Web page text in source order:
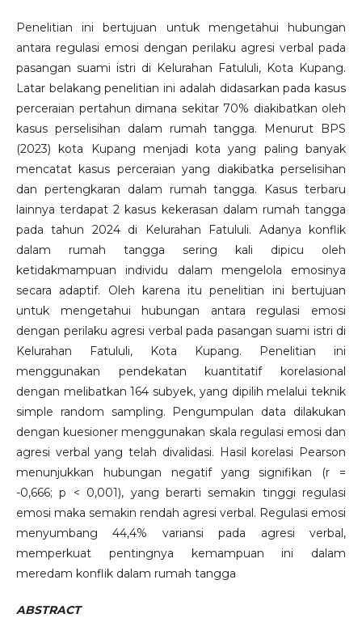
Penelitian ini bertujuan untuk mengetahui hubungan
antara regulasi emosi dengan perilaku agresi verbal pada
pasangan suami istri di Kelurahan Fatululi, Kota Kupang.
Latar belakang penelitian ini adalah didasarkan pada kasus
perceraian pertahun dimana sekitar 70% diakibatkan oleh
kasus perselisihan dalam rumah tangga. Menurut BPS
(2023) kota Kupang menjadi kota yang paling banyak
mencatat kasus perceraian yang diakibatka perselisihan
dan pertengkaran dalam rumah tangga. Kasus terbaru
lainnya terdapat 2 kasus kekerasan dalam rumah tangga
pada tahun 2024 di Kelurahan Fatululi. Adanya konflik
dalam rumah tangga sering kali dipicu oleh
ketidakmampuan individu dalam mengelola emosinya
secara adaptif. Oleh karena itu penelitian ini bertujuan
untuk mengetahui hubungan antara regulasi emosi
dengan perilaku agresi verbal pada pasangan suami istri di
Kelurahan Fatululi, Kota Kupang. Penelitian ini
menggunakan pendekatan kuantitatif korelasional
dengan melibatkan 164 subyek, yang dipilih melalui teknik
simple random sampling. Pengumpulan data dilakukan
dengan kuesioner menggunakan skala regulasi emosi dan
agresi verbal yang telah divalidasi. Hasil korelasi Pearson
menunjukkan hubungan negatif yang signifikan (r =
-0,666; p < 0,001), yang berarti semakin tinggi regulasi
emosi maka semakin rendah agresi verbal. Regulasi emosi
menyumbang 44,4% variansi pada agresi verbal,
memperkuat pentingnya kemampuan ini dalam
meredam konflik dalam rumah tangga
ABSTRACT